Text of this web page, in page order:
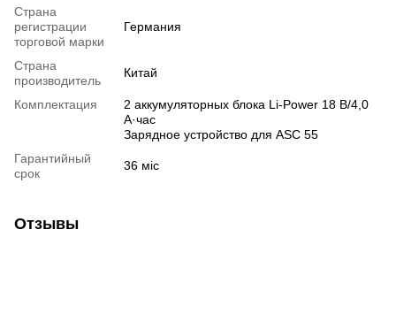
Страна
регистрации
торговой марки
Германия
Страна
производитель
Китай
Комплектация
2 аккумуляторных блока Li-Power 18 В/4,0
А·час
Зарядное устройство для ASC 55
Гарантийный
срок
36 міс
Отзывы